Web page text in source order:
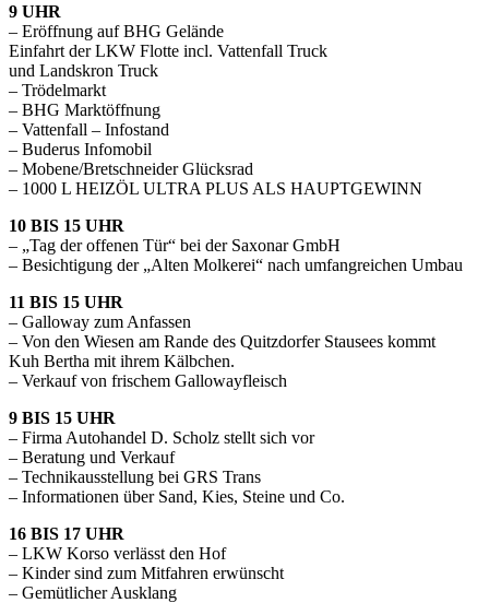
9 UHR
– Eröffnung auf BHG Gelände
Einfahrt der LKW Flotte incl. Vattenfall Truck
und Landskron Truck
– Trödelmarkt
– BHG Marktöffnung
– Vattenfall – Infostand
– Buderus Infomobil
– Mobene/Bretschneider Glücksrad
– 1000 L HEIZÖL ULTRA PLUS ALS HAUPTGEWINN
10 BIS 15 UHR
– „Tag der offenen Tür“ bei der Saxonar GmbH
– Besichtigung der „Alten Molkerei“ nach umfangreichen Umbau
11 BIS 15 UHR
– Galloway zum Anfassen
– Von den Wiesen am Rande des Quitzdorfer Stausees kommt
Kuh Bertha mit ihrem Kälbchen.
– Verkauf von frischem Gallowayfleisch
9 BIS 15 UHR
– Firma Autohandel D. Scholz stellt sich vor
– Beratung und Verkauf
– Technikausstellung bei GRS Trans
– Informationen über Sand, Kies, Steine und Co.
16 BIS 17 UHR
– LKW Korso verlässt den Hof
– Kinder sind zum Mitfahren erwünscht
– Gemütlicher Ausklang